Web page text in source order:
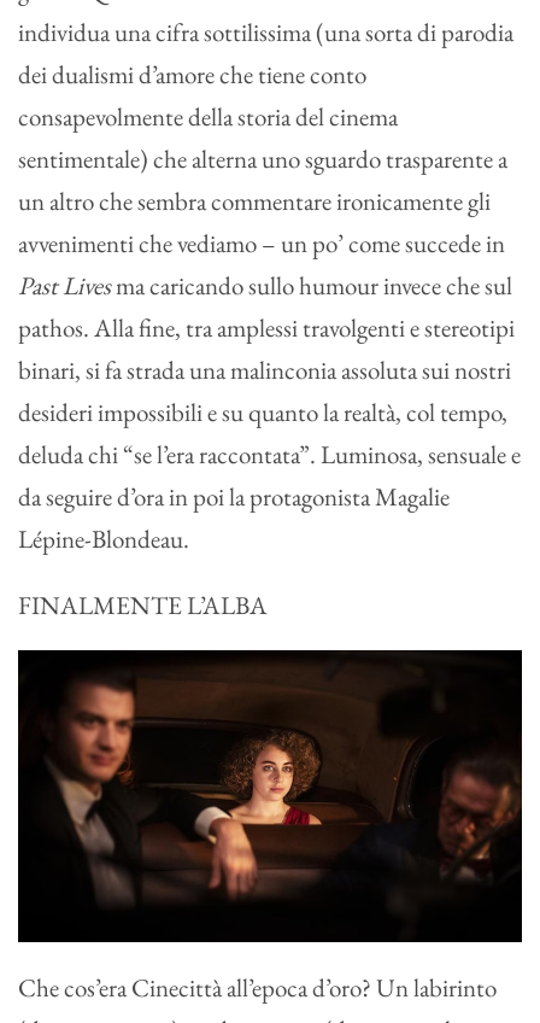
individua una cifra sottilissima (una sorta di parodia
dei dualismi d’amore che tiene conto
consapevolmente della storia del cinema
sentimentale) che alterna uno sguardo trasparente a
un altro che sembra commentare ironicamente gli
avvenimenti che vediamo – un po’ come succede in
Past Livesma caricando sullo humour invece che sul
pathos. Alla fine, tra amplessi travolgenti e stereotipi
binari, si fa strada una malinconia assoluta sui nostri
desideri impossibili e su quanto la realtà, col tempo,
deluda chi “se l’era raccontata”. Luminosa, sensuale e
da seguire d’ora in poi la protagonista Magalie
Lépine-Blondeau.
FINALMENTE L’ALBA
Che cos’era Cinecittà all’epoca d’oro? Un labirinto